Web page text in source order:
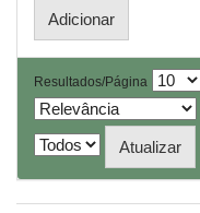
Resultados/Página